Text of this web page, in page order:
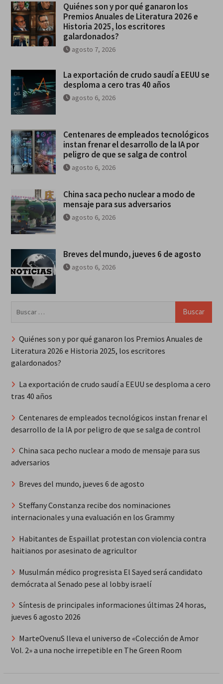
Quiénes son y por qué ganaron los
Premios Anuales de Literatura 2026 e
Historia 2025, los escritores
galardonados?
agosto 7, 2026
La exportación de crudo saudí a EEUU se
desploma a cero tras 40 años
agosto 6, 2026
Centenares de empleados tecnológicos
instan frenar el desarrollo de la IA por
peligro de que se salga de control
agosto 6, 2026
China saca pecho nuclear a modo de
mensaje para sus adversarios
agosto 6, 2026
Breves del mundo, jueves 6 de agosto
agosto 6, 2026
Quiénes son y por qué ganaron los Premios Anuales de
Literatura 2026 e Historia 2025, los escritores
galardonados?
La exportación de crudo saudí a EEUU se desploma a cero
tras 40 años
Centenares de empleados tecnológicos instan frenar el
desarrollo de la IA por peligro de que se salga de control
China saca pecho nuclear a modo de mensaje para sus
adversarios
Breves del mundo, jueves 6 de agosto
Steffany Constanza recibe dos nominaciones
internacionales y una evaluación en los Grammy
Habitantes de Espaillat protestan con violencia contra
haitianos por asesinato de agricultor
Musulmán médico progresista El Sayed será candidato
demócrata al Senado pese al lobby israelí
Síntesis de principales informaciones últimas 24 horas,
jueves 6 agosto 2026
MarteOvenuS lleva el universo de «Colección de Amor
Vol. 2» a una noche irrepetible en The Green Room